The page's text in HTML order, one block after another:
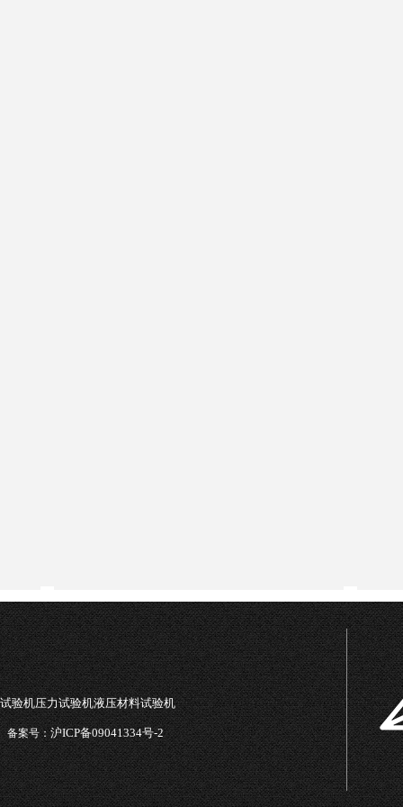
验机压力试验机液压材料试验机
备案号：沪ICP备09041334号-2